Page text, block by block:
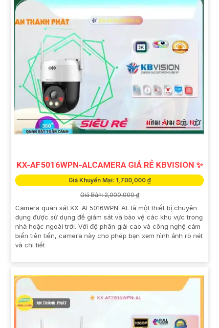
KX-AF5016WPN-ALCAMERA GIÁ RẺ KBVISION ✨
Giá Khuyến Mại: 1,700,000 ₫
Giá Bán: 2,000,000 ₫
Camera quan sát KX-AF5016WPN-AL là một thiết bị chuyên
dụng được sử dụng để giám sát và bảo vệ các khu vực trong
nhà hoặc ngoài trời. Với độ phân giải cao và công nghệ cảm
biến tiên tiến, camera này cho phép bạn xem hình ảnh rõ nét
và chi tiết